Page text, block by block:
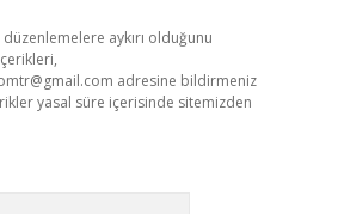
aykırı olduğunu
adresine bildirmeniz
yasal süre içerisinde sitemizden